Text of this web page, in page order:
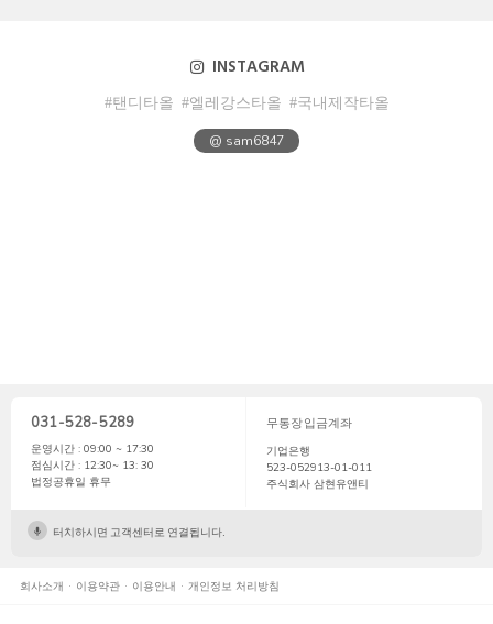
INSTAGRAM
#탠디타올 #엘레강스타올 #국내제작타올
@ sam6847
031-528-5289
운영시간 : 09:00 ~ 17:30
점심시간 : 12:30~ 13: 30
법정공휴일 휴무
무통장입금계좌
기업은행
523-052913-01-011
주식회사 삼현유앤티
터치하시면 고객센터로 연결됩니다.
회사소개 이용약관 이용안내 개인정보 처리방침